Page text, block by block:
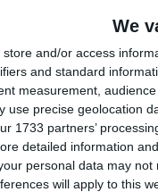
We
store and/or access
and standard
measurement,
use precise geolocation
1733 partners’
detailed information
personal data may
will apply to this
07 Sep, 2019
cu cinci victime, în